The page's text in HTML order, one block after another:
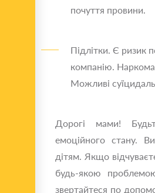
почуття провини.
Підлітки. Є ризик
компанію.
Можливі
Дорогі мами!
емоційного стану.
дітям. Якщо
будь-якою
звертайтеся по